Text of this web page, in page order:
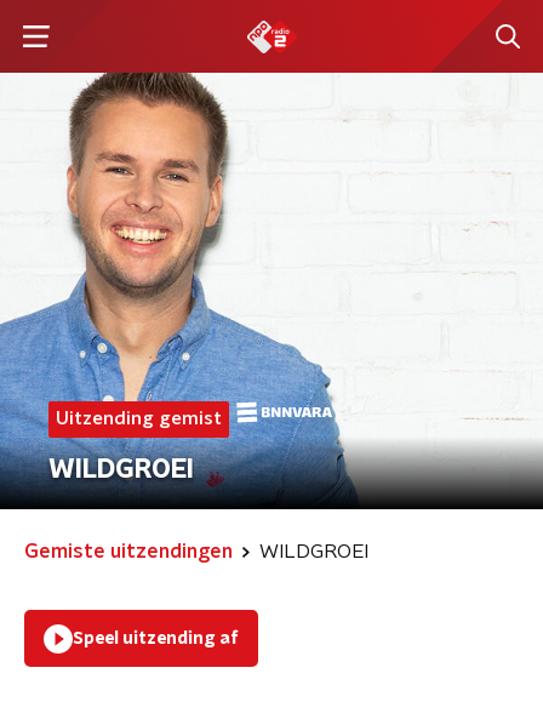
Uitzending gemist
WILDGROEI
Gemiste uitzendingen WILDGROEI
Speel uitzending af